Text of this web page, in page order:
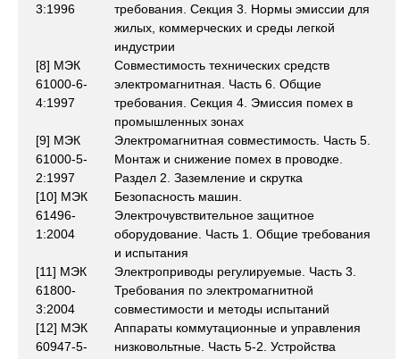
3:1996
требования. Секция 3. Нормы эмиссии для
жилых, коммерческих и среды легкой
индустрии
[8] МЭК
61000-6-
4:1997
Совместимость технических средств
электромагнитная. Часть 6. Общие
требования. Секция 4. Эмиссия помех в
промышленных зонах
[9] МЭК
61000-5-
2:1997
Электромагнитная совместимость. Часть 5.
Монтаж и снижение помех в проводке.
Раздел 2. Заземление и скрутка
[10] МЭК
61496-
1:2004
Безопасность машин.
Электрочувствительное защитное
оборудование. Часть 1. Общие требования
и испытания
[11] МЭК
61800-
3:2004
Электроприводы регулируемые. Часть 3.
Требования по электромагнитной
совместимости и методы испытаний
[12] МЭК
60947-5-
Аппараты коммутационные и управления
низковольтные. Часть 5-2. Устройства